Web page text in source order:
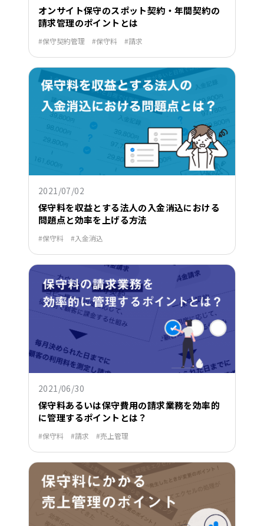
オンサイト保守のスポット契約・年間契約の
請求管理のポイントとは
保守契約管理 保守料 請求
2021/07/02
保守料を収益とする法人の入金消込における
問題点と効率を上げる方法
保守料 入金消込
2021/06/30
保守料あるいは保守費用の請求業務を効率的
に管理するポイントとは？
保守料 請求 売上管理